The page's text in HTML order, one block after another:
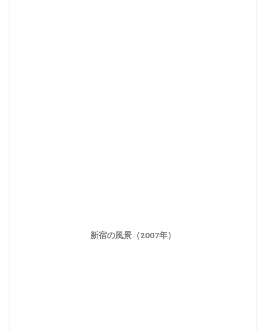
新宿の風景（2007年）